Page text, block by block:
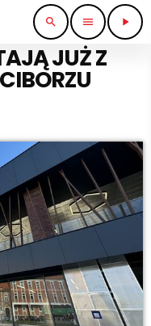
search menu play_arrow
JUŻ Z